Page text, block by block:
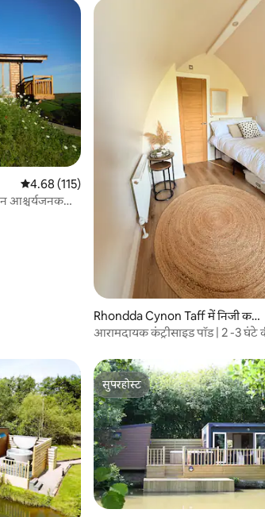
औसत रेटिंग 5 में से 4.68, 115 समीक्षाएँ
4.68 (115)
आश्चर्यजनक
Rhondda Cynon Taff में निजी कम
रा
आरामदायक कंट्रीसाइड पॉड | 2 -3 घंटे
सुपरहोस्ट
सुपरहोस्ट